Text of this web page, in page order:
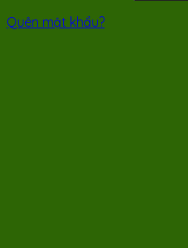
Quên mật khẩu?